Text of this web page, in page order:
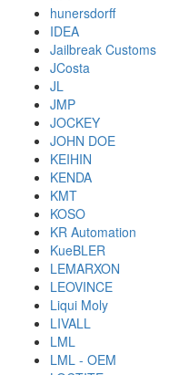
hunersdorff
IDEA
Jailbreak Customs
JCosta
JL
JMP
JOCKEY
JOHN DOE
KEIHIN
KENDA
KMT
KOSO
KR Automation
KueBLER
LEMARXON
LEOVINCE
Liqui Moly
LIVALL
LML
LML - OEM